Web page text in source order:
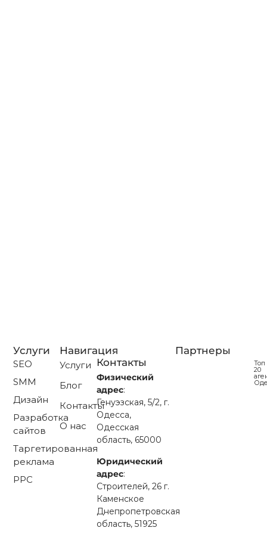
Партнеры
Топ
20
Навигация
Услуги
Блог
Контакты
О нас
Услуги
SEO
SMM
Дизайн
Разработка
сайтов
Таргетированная
реклама
PPC
Контакты
Физический
адрес:
Генуэзская, 5/2, г.
Одесса,
Одесская
область, 65000
Юридический
адрес:
Строителей, 26 г.
Каменское
Днепропетровская
область, 51925